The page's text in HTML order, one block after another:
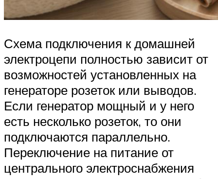
Схема подключения к домашней
электроцепи полностью зависит от
возможностей установленных на
генераторе розеток или выводов.
Если генератор мощный и у него
есть несколько розеток, то они
подключаются параллельно.
Переключение на питание от
центрального электроснабжения